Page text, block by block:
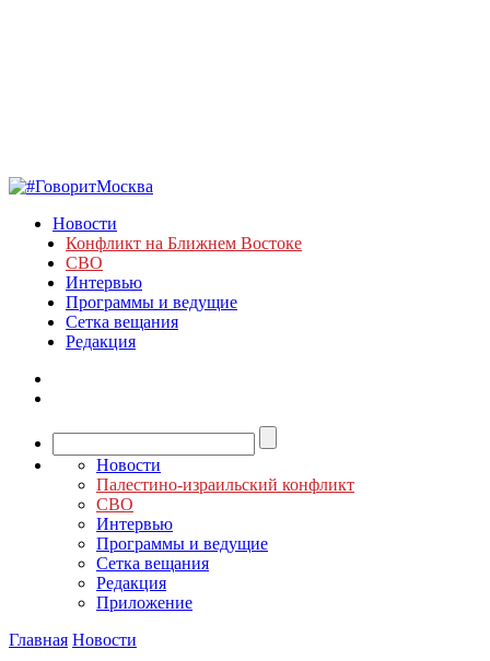
Новости
Конфликт на Ближнем Востоке
СВО
Интервью
Программы и ведущие
Сетка вещания
Редакция
Новости
Палестино-израильский конфликт
СВО
Интервью
Программы и ведущие
Сетка вещания
Редакция
Приложение
Главная Новости